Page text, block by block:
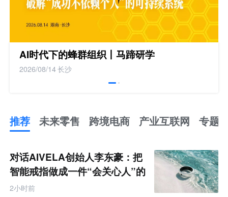
AI时代下的蜂群组织丨马蹄研学
2026/08/14长沙
推荐 未来零售 跨境电商 产业互联网 专题
来
零
售
跨
境
对话AIVELA创始人李东豪：把
智能戒指做成一件“会关心人”的
饰品
2小时前